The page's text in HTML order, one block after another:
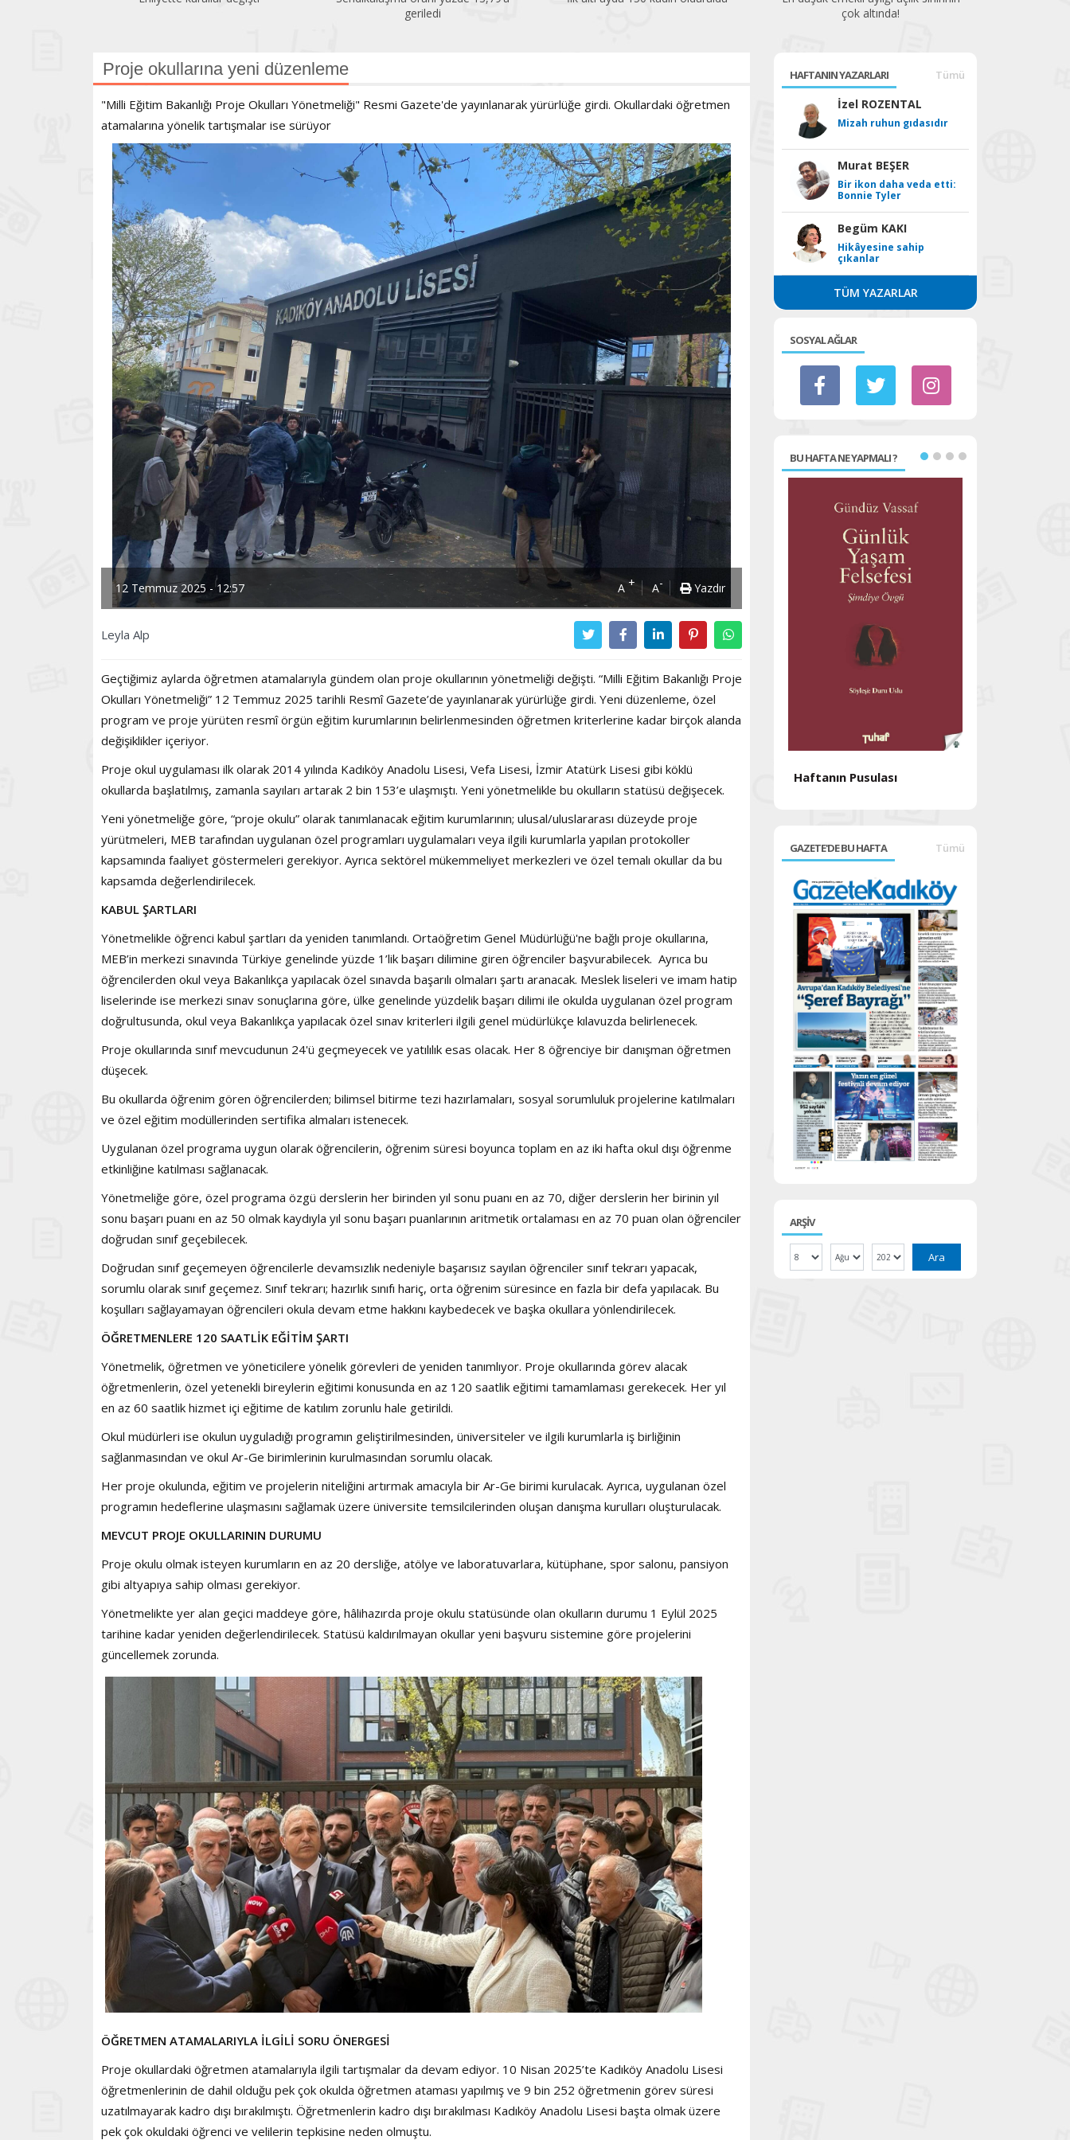
geriledi
çok altında!
Proje okullarına yeni düzenleme
"Milli Eğitim Bakanlığı Proje Okulları Yönetmeliği" Resmi Gazete'de yayınlanarak yürürlüğe girdi. Okullardaki öğretmen
atamalarına yönelik tartışmalar ise sürüyor
12 Temmuz 2025 - 12:57 A + A- Yazdır
Leyla Alp
Geçtiğimiz aylarda öğretmen atamalarıyla gündem olan proje okullarının yönetmeliği değişti. “Milli Eğitim Bakanlığı Proje
Okulları Yönetmeliği” 12 Temmuz 2025 tarihli Resmî Gazete’de yayınlanarak yürürlüğe girdi. Yeni düzenleme, özel
program ve proje yürüten resmî örgün eğitim kurumlarının belirlenmesinden öğretmen kriterlerine kadar birçok alanda
değişiklikler içeriyor.
Proje okul uygulaması ilk olarak 2014 yılında Kadıköy Anadolu Lisesi, Vefa Lisesi, İzmir Atatürk Lisesi gibi köklü
okullarda başlatılmış, zamanla sayıları artarak 2 bin 153’e ulaşmıştı. Yeni yönetmelikle bu okulların statüsü değişecek.
Yeni yönetmeliğe göre, “proje okulu” olarak tanımlanacak eğitim kurumlarının; ulusal/uluslararası düzeyde proje
yürütmeleri, MEB tarafından uygulanan özel programları uygulamaları veya ilgili kurumlarla yapılan protokoller
kapsamında faaliyet göstermeleri gerekiyor. Ayrıca sektörel mükemmeliyet merkezleri ve özel temalı okullar da bu
kapsamda değerlendirilecek.
KABUL ŞARTLARI
Yönetmelikle öğrenci kabul şartları da yeniden tanımlandı. Ortaöğretim Genel Müdürlüğü'ne bağlı proje okullarına,
MEB’in merkezi sınavında Türkiye genelinde yüzde 1’lik başarı dilimine giren öğrenciler başvurabilecek. Ayrıca bu
öğrencilerden okul veya Bakanlıkça yapılacak özel sınavda başarılı olmaları şartı aranacak. Meslek liseleri ve imam hatip
liselerinde ise merkezi sınav sonuçlarına göre, ülke genelinde yüzdelik başarı dilimi ile okulda uygulanan özel program
doğrultusunda, okul veya Bakanlıkça yapılacak özel sınav kriterleri ilgili genel müdürlükçe kılavuzda belirlenecek.
Proje okullarında sınıf mevcudunun 24'ü geçmeyecek ve yatılılık esas olacak. Her 8 öğrenciye bir danışman öğretmen
düşecek.
Bu okullarda öğrenim gören öğrencilerden; bilimsel bitirme tezi hazırlamaları, sosyal sorumluluk projelerine katılmaları
ve özel eğitim modüllerinden sertifika almaları istenecek.
Uygulanan özel programa uygun olarak öğrencilerin, öğrenim süresi boyunca toplam en az iki hafta okul dışı öğrenme
etkinliğine katılması sağlanacak.
Yönetmeliğe göre, özel programa özgü derslerin her birinden yıl sonu puanı en az 70, diğer derslerin her birinin yıl
sonu başarı puanı en az 50 olmak kaydıyla yıl sonu başarı puanlarının aritmetik ortalaması en az 70 puan olan öğrenciler
doğrudan sınıf geçebilecek.
Doğrudan sınıf geçemeyen öğrencilerle devamsızlık nedeniyle başarısız sayılan öğrenciler sınıf tekrarı yapacak,
sorumlu olarak sınıf geçemez. Sınıf tekrarı; hazırlık sınıfı hariç, orta öğrenim süresince en fazla bir defa yapılacak. Bu
koşulları sağlayamayan öğrencileri okula devam etme hakkını kaybedecek ve başka okullara yönlendirilecek.
ÖĞRETMENLERE 120 SAATLİK EĞİTİM ŞARTI
Yönetmelik, öğretmen ve yöneticilere yönelik görevleri de yeniden tanımlıyor. Proje okullarında görev alacak
öğretmenlerin, özel yetenekli bireylerin eğitimi konusunda en az 120 saatlik eğitimi tamamlaması gerekecek. Her yıl
en az 60 saatlik hizmet içi eğitime de katılım zorunlu hale getirildi.
Okul müdürleri ise okulun uyguladığı programın geliştirilmesinden, üniversiteler ve ilgili kurumlarla iş birliğinin
sağlanmasından ve okul Ar-Ge birimlerinin kurulmasından sorumlu olacak.
Her proje okulunda, eğitim ve projelerin niteliğini artırmak amacıyla bir Ar-Ge birimi kurulacak. Ayrıca, uygulanan özel
programın hedeflerine ulaşmasını sağlamak üzere üniversite temsilcilerinden oluşan danışma kurulları oluşturulacak.
MEVCUT PROJE OKULLARININ DURUMU
Proje okulu olmak isteyen kurumların en az 20 dersliğe, atölye ve laboratuvarlara, kütüphane, spor salonu, pansiyon
gibi altyapıya sahip olması gerekiyor.
Yönetmelikte yer alan geçici maddeye göre, hâlihazırda proje okulu statüsünde olan okulların durumu 1 Eylül 2025
tarihine kadar yeniden değerlendirilecek. Statüsü kaldırılmayan okullar yeni başvuru sistemine göre projelerini
güncellemek zorunda.
ÖĞRETMEN ATAMALARIYLA İLGİLİ SORU ÖNERGESİ
Proje okullardaki öğretmen atamalarıyla ilgili tartışmalar da devam ediyor. 10 Nisan 2025’te Kadıköy Anadolu Lisesi
öğretmenlerinin de dahil olduğu pek çok okulda öğretmen ataması yapılmış ve 9 bin 252 öğretmenin görev süresi
uzatılmayarak kadro dışı bırakılmıştı. Öğretmenlerin kadro dışı bırakılması Kadıköy Anadolu Lisesi başta olmak üzere
pek çok okuldaki öğrenci ve velilerin tepkisine neden olmuştu.
HAFTANIN YAZARLARI Tümü
İzel ROZENTAL
Mizah ruhun gıdasıdır
Murat BEŞER
Bir ikon daha veda etti:
Bonnie Tyler
Begüm KAKI
Hikâyesine sahip
çıkanlar
TÜM YAZARLAR
SOSYAL AĞLAR
BU HAFTA NE YAPMALI ?
Haftanın Sinevizyonu Haftanın Pusulası
Haftanın Pusulası
GAZETE'DE BU HAFTA Tümü
ARŞİV
Ara